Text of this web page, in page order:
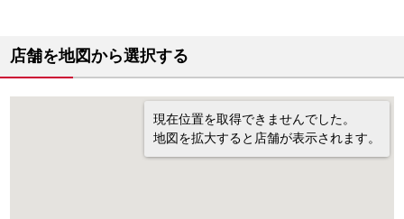
店舗を地図から選択する
現在位置を取得できませんでした。
地図を拡大すると店舗が表示されます。